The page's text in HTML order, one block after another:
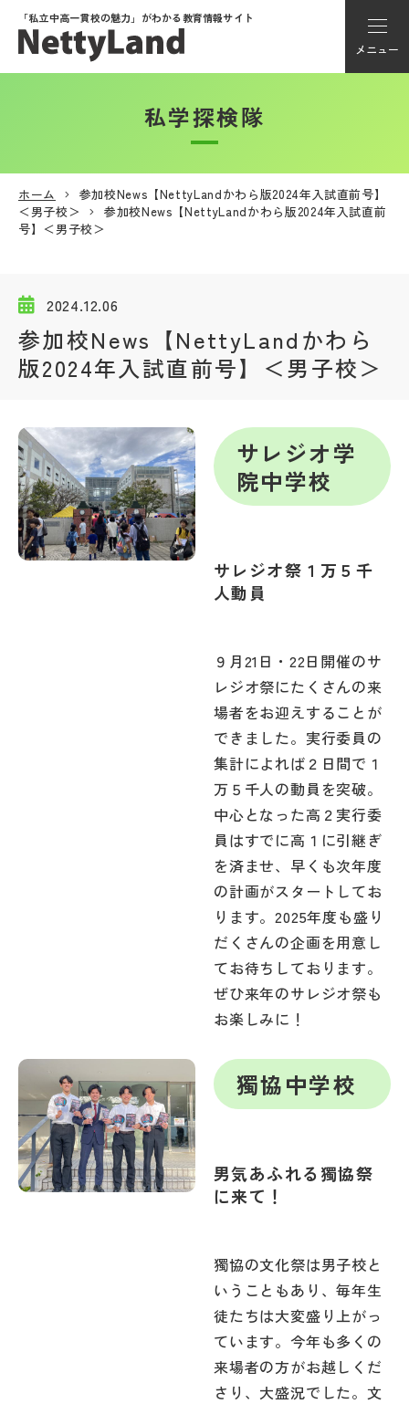
「私立中高一貫校の魅力」がわかる教育情報サイト
メニュー
アカウント登録
メニュー
学校動画
私学探検隊
帰国生受験情報
説明会・イベント情報
よみもの
運営会社
私学探検隊
ホーム
参加校News【NettyLandかわら版2024年入試直前号】
＜男子校＞
参加校News【NettyLandかわら版2024年入試直前
号】＜男子校＞
2024.12.06
参加校News【NettyLandかわら
版2024年入試直前号】＜男子校＞
サレジオ学
院中学校
サレジオ祭１万５千
人動員
９月21日・22日開催のサ
レジオ祭にたくさんの来
場者をお迎えすることが
できました。実行委員の
集計によれば２日間で１
万５千人の動員を突破。
中心となった高２実行委
員はすでに高１に引継ぎ
を済ませ、早くも次年度
の計画がスタートしてお
ります。2025年度も盛り
だくさんの企画を用意し
てお待ちしております。
ぜひ来年のサレジオ祭も
お楽しみに！
獨協中学校
男気あふれる獨協祭
に来て！
獨協の文化祭は男子校と
いうこともあり、毎年生
徒たちは大変盛り上がっ
ています。今年も多くの
来場者の方がお越しくだ
さり、大盛況でした。文